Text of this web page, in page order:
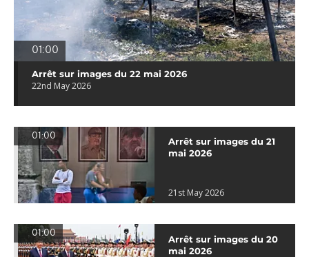
01:00
Arrêt sur images du 22 mai 2026
22nd May 2026
01:00
Arrêt sur images du 21
mai 2026
21st May 2026
01:00
Arrêt sur images du 20
mai 2026